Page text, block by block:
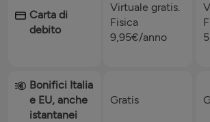
Carta di
debito
Virtuale gratis.
Fisica
9,95€/anno
Bonifici Italia
e EU, anche
istantanei
Gratis